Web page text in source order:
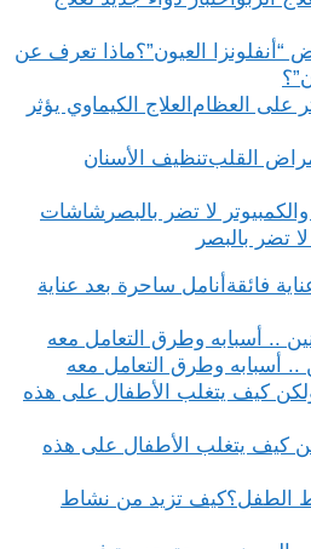
ماذا تعرف عن
العلاج الكيماوي يؤثر
تنظيف الأسنان
شاشات
تضر بالبصر
أنامل ساحرة بعد عناية
.. أسبابه وطرق التعامل معه
كيف يتغلب الأطفال على هذه
كيف تزيد من نشاط